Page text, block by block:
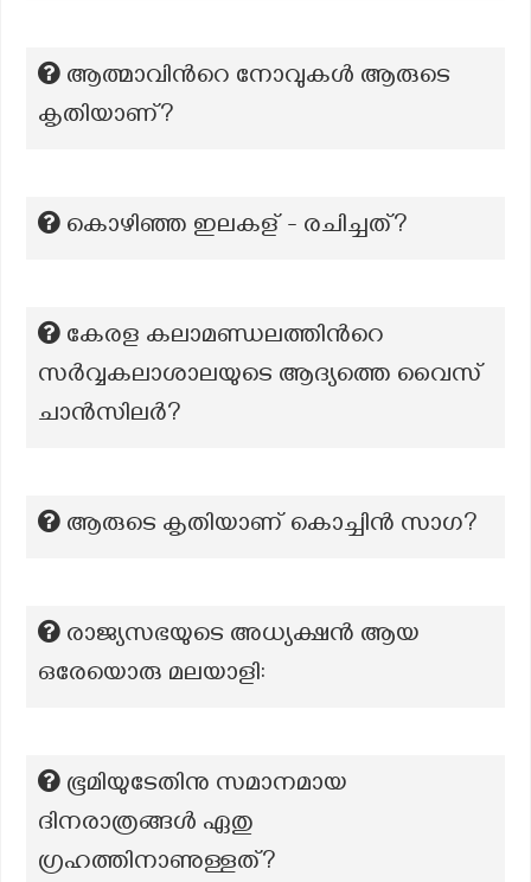
ആത്മാവിന്‍റെ നോവുകള്‍ ആരുടെ
കൃതിയാണ്?
കൊഴിഞ്ഞ ഇലകള് - രചിച്ചത്?
കേരള കലാമണ്ഡലത്തിന്‍റെ
സർവ്വകലാശാലയുടെ ആദ്യത്തെ വൈസ്
ചാൻസിലർ?
ആരുടെ കൃതിയാണ് കൊച്ചിൻ സാഗ?
രാജ്യസഭയുടെ അധ്യക്ഷൻ ആയ
ഒരേയൊരു മലയാളി:
ഭൂമിയുടേതിനു സമാനമായ
ദിനരാത്രങ്ങൾ ഏതു
ഗ്രഹത്തിനാണുള്ളത്?